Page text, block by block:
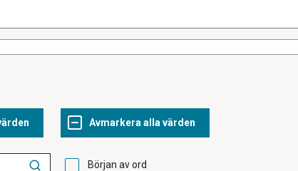
Början av ord